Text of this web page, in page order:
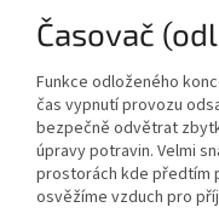
Časovač
Funkce odloženého
čas vypnutí provozu
bezpečně odvětrat
úpravy potravin. Velmi
prostorách kde předtím
osvěžíme vzduch pro